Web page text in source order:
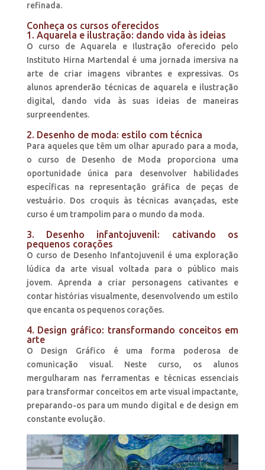
refinada.
Conheça os cursos oferecidos
1. Aquarela e ilustração: dando vida às ideias
O curso de Aquarela e Ilustração oferecido pelo
Instituto Hirna Martendal é uma jornada imersiva na
arte de criar imagens vibrantes e expressivas. Os
alunos aprenderão técnicas de aquarela e ilustração
digital, dando vida às suas ideias de maneiras
surpreendentes.
2. Desenho de moda: estilo com técnica
Para aqueles que têm um olhar apurado para a moda,
o curso de Desenho de Moda proporciona uma
oportunidade única para desenvolver habilidades
específicas na representação gráfica de peças de
vestuário. Dos croquis às técnicas avançadas, este
curso é um trampolim para o mundo da moda.
3. Desenho infantojuvenil: cativando os
pequenos corações
O curso de Desenho Infantojuvenil é uma exploração
lúdica da arte visual voltada para o público mais
jovem. Aprenda a criar personagens cativantes e
contar histórias visualmente, desenvolvendo um estilo
que encanta os pequenos corações.
4. Design gráfico: transformando conceitos em
arte
O Design Gráfico é uma forma poderosa de
comunicação visual. Neste curso, os alunos
mergulharam nas ferramentas e técnicas essenciais
para transformar conceitos em arte visual impactante,
preparando-os para um mundo digital e de design em
constante evolução.